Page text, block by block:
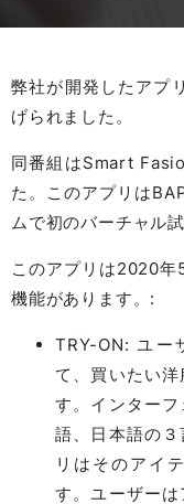
弊社が開発したアプ
げられました。
同番組はSmart
た。このアプリは
ムで初のバーチャル
このアプリは2020年
機能があります。:
TRY-ON: ユー
て、買いたい
す。インター
語、日本語の
リはそのアイ
す。ユーザー